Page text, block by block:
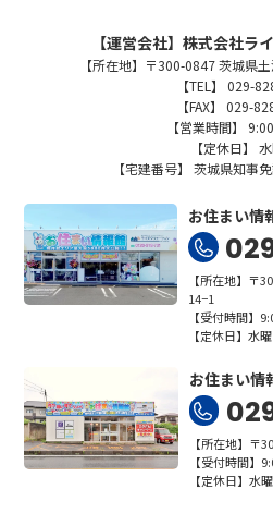
【運営会社】株式会社ラ
【所在地】〒300-0847 茨城県
【TEL】 029-
【FAX】 029-
【営業時間】
【定休日】
【宅建番号】 茨城県知事
お住まい情
【所在地】〒
14−1
【受付時間】
【定休日】水
お住まい情
【所在地】〒
【受付時間】
【定休日】水